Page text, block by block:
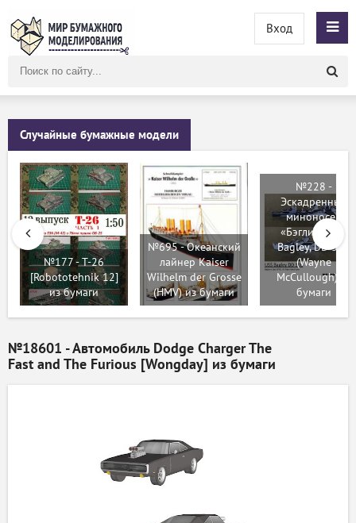
сайту
Вход
Случайные бумажные модели
№177 - T-26
[Robototehnik 12]
из бумаги
№695 - Океанский
лайнер Kaiser
Wilhelm der Grosse
(HMV) из бумаги
№228 -
Эскадренный
миноносец
«Бэгли» / USS
Bagley, DD 386
(Wayne
McCullough) из
бумаги
№18601 - Автомобиль Dodge Charger The
Fast and The Furious [Wongday] из бумаги